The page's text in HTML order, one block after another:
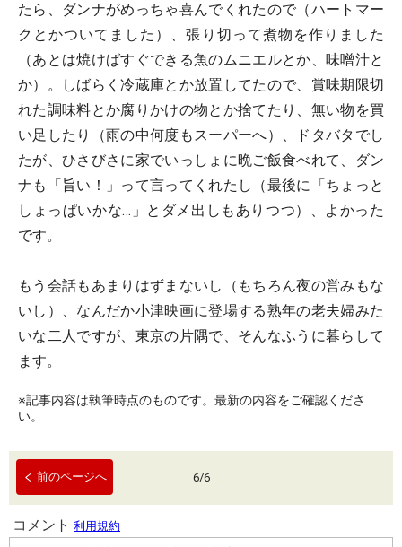
たら、ダンナがめっちゃ喜んでくれたので（ハートマー
クとかついてました）、張り切って煮物を作りました
（あとは焼けばすぐできる魚のムニエルとか、味噌汁と
か）。しばらく冷蔵庫とか放置してたので、賞味期限切
れた調味料とか腐りかけの物とか捨てたり、無い物を買
い足したり（雨の中何度もスーパーへ）、ドタバタでし
たが、ひさびさに家でいっしょに晩ご飯食べれて、ダン
ナも「旨い！」って言ってくれたし（最後に「ちょっと
しょっぱいかな…」とダメ出しもありつつ）、よかった
です。
もう会話もあまりはずまないし（もちろん夜の営みもな
いし）、なんだか小津映画に登場する熟年の老夫婦みた
いな二人ですが、東京の片隅で、そんなふうに暮らして
ます。
※記事内容は執筆時点のものです。最新の内容をご確認くださ
い。
前のページへ 6/6